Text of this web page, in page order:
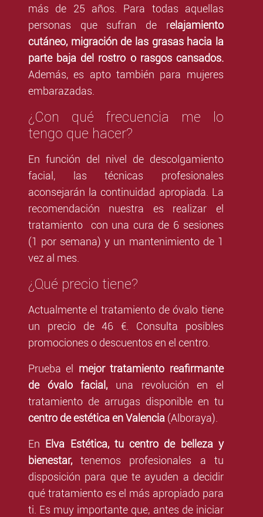
más de 25 años. Para todas aquellas
personas que sufran de relajamiento
cutáneo, migración de las grasas hacia la
parte baja del rostro o rasgos cansados.
Además, es apto también para mujeres
embarazadas.
¿Con qué frecuencia me lo
tengo que hacer?
En función del nivel de descolgamiento
facial, las técnicas profesionales
aconsejarán la continuidad apropiada. La
recomendación nuestra es realizar el
tratamiento con una cura de 6 sesiones
(1 por semana) y un mantenimiento de 1
vez al mes.
¿Qué precio tiene?
Actualmente el tratamiento de óvalo tiene
un precio de 46 €. Consulta posibles
promociones o descuentos en el centro.
Prueba el mejor tratamiento reafirmante
de óvalo facial, una revolución en el
tratamiento de arrugas disponible en tu
centro de estética en Valencia (Alboraya).
En Elva Estética, tu centro de belleza y
bienestar,tenemos profesionales a tu
disposición para que te ayuden a decidir
qué tratamiento es el más apropiado para
ti. Es muy importante que, antes de iniciar